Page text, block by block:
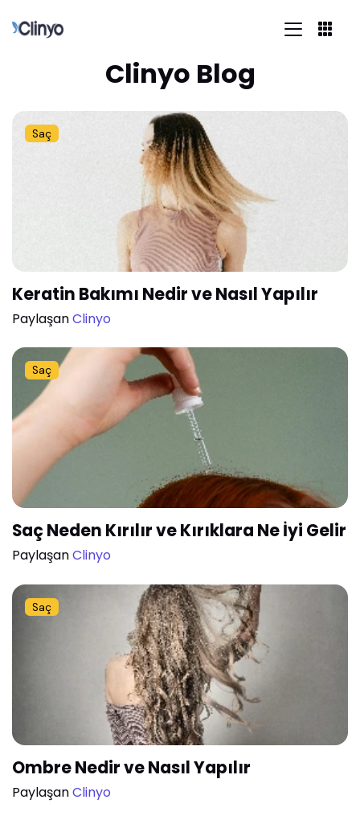
Clinyo Blog
Saç
Keratin Bakımı Nedir ve Nasıl Yapılır
PaylaşanClinyo
Saç
Saç Neden Kırılır ve Kırıklara Ne İyi Gelir
PaylaşanClinyo
Saç
Ombre Nedir ve Nasıl Yapılır
PaylaşanClinyo